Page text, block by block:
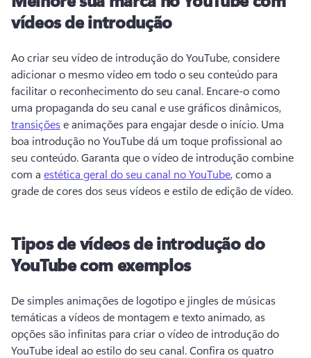
vídeos de introdução
Ao criar seu vídeo de introdução do YouTube, considere
adicionar o mesmo vídeo em todo o seu conteúdo para
facilitar o reconhecimento do seu canal. Encare-o como
uma propaganda do seu canal e use gráficos dinâmicos,
transições e animações para engajar desde o início. Uma
boa introdução no YouTube dá um toque profissional ao
seu conteúdo. Garanta que o vídeo de introdução combine
com a estética geral do seu canal no YouTube, como a
grade de cores dos seus vídeos e estilo de edição de vídeo.
Tipos de vídeos de introdução do
YouTube com exemplos
De simples animações de logotipo e jingles de músicas
temáticas a vídeos de montagem e texto animado, as
opções são infinitas para criar o vídeo de introdução do
YouTube ideal ao estilo do seu canal. Confira os quatro